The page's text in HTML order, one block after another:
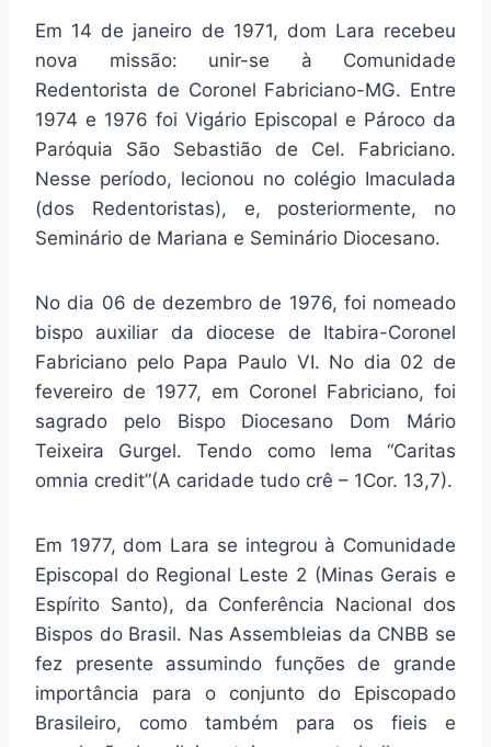
Em 14 de janeiro de 1971, dom Lara recebeu
nova missão: unir-se à Comunidade
Redentorista de Coronel Fabriciano-MG. Entre
1974 e 1976 foi Vigário Episcopal e Pároco da
Paróquia São Sebastião de Cel. Fabriciano.
Nesse período, lecionou no colégio Imaculada
(dos Redentoristas), e, posteriormente, no
Seminário de Mariana e Seminário Diocesano.
No dia 06 de dezembro de 1976, foi nomeado
bispo auxiliar da diocese de Itabira-Coronel
Fabriciano pelo Papa Paulo VI. No dia 02 de
fevereiro de 1977, em Coronel Fabriciano, foi
sagrado pelo Bispo Diocesano Dom Mário
Teixeira Gurgel. Tendo como lema “Caritas
omnia credit”(A caridade tudo crê – 1Cor. 13,7).
Em 1977, dom Lara se integrou à Comunidade
Episcopal do Regional Leste 2 (Minas Gerais e
Espírito Santo), da Conferência Nacional dos
Bispos do Brasil. Nas Assembleias da CNBB se
fez presente assumindo funções de grande
importância para o conjunto do Episcopado
Brasileiro, como também para os fieis e